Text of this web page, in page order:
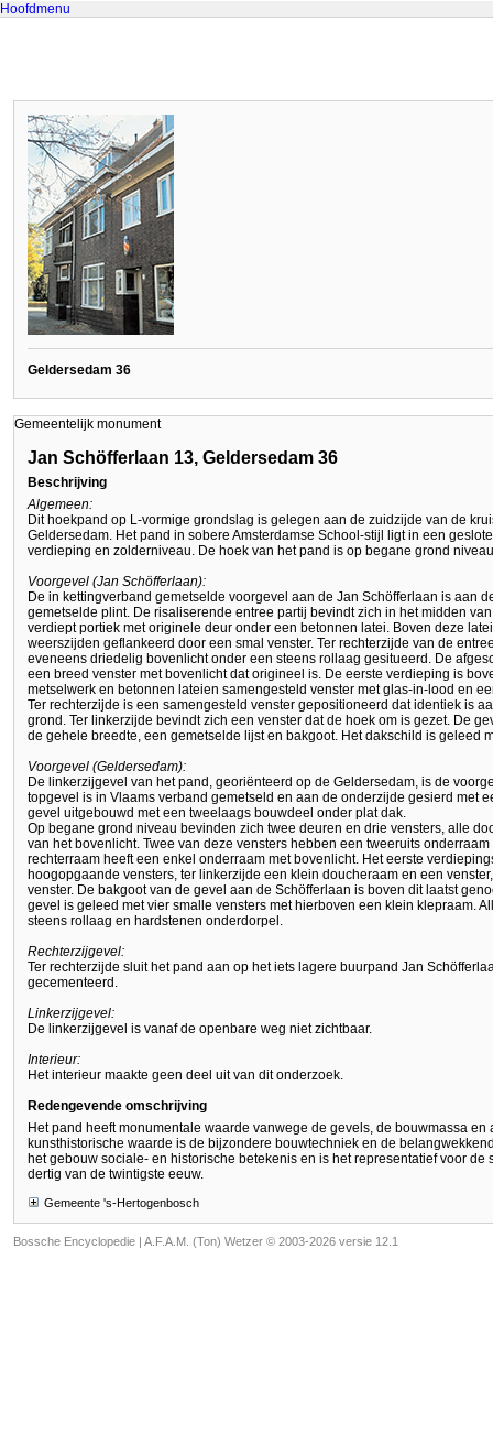
Hoofdmenu
Geldersedam 36
Gemeentelijk monument
Jan Schöfferlaan 13, Geldersedam 36
Beschrijving
Algemeen:
Dit hoekpand op L-vormige grondslag is gelegen aan de zuidzijde van de
Geldersedam. Het pand in sobere Amsterdamse School-stijl ligt in een
verdieping en zolderniveau. De hoek van het pand is op begane grond
Voorgevel (Jan Schöfferlaan):
De in kettingverband gemetselde voorgevel aan de Jan Schöfferlaan is aan
gemetselde plint. De risaliserende entree partij bevindt zich in het midden
verdiept portiek met originele deur onder een betonnen latei. Boven deze
weerszijden geflankeerd door een smal venster. Ter rechterzijde van de
eveneens driedelig bovenlicht onder een steens rollaag gesitueerd. De
een breed venster met bovenlicht dat origineel is. De eerste verdieping is
metselwerk en betonnen lateien samengesteld venster met glas-in-lood en
Ter rechterzijde is een samengesteld venster gepositioneerd dat identiek is
grond. Ter linkerzijde bevindt zich een venster dat de hoek om is gezet. De
de gehele breedte, een gemetselde lijst en bakgoot. Het dakschild is geleed
Voorgevel (Geldersedam):
De linkerzijgevel van het pand, georiënteerd op de Geldersedam, is de
topgevel is in Vlaams verband gemetseld en aan de onderzijde gesierd met
gevel uitgebouwd met een tweelaags bouwdeel onder plat dak.
Op begane grond niveau bevinden zich twee deuren en drie vensters, alle
van het bovenlicht. Twee van deze vensters hebben een tweeruits
rechterraam heeft een enkel onderraam met bovenlicht. Het eerste
hoogopgaande vensters, ter linkerzijde een klein doucheraam en een
venster. De bakgoot van de gevel aan de Schöfferlaan is boven dit laatst
gevel is geleed met vier smalle vensters met hierboven een klein klepraam.
steens rollaag en hardstenen onderdorpel.
Rechterzijgevel:
Ter rechterzijde sluit het pand aan op het iets lagere buurpand Jan
gecementeerd.
Linkerzijgevel:
De linkerzijgevel is vanaf de openbare weg niet zichtbaar.
Interieur:
Het interieur maakte geen deel uit van dit onderzoek.
Redengevende omschrijving
Het pand heeft monumentale waarde vanwege de gevels, de bouwmassa en
kunsthistorische waarde is de bijzondere bouwtechniek en de
het gebouw sociale- en historische betekenis en is het representatief voor
dertig van de twintigste eeuw.
Gemeente 's-Hertogenbosch
Bossche Encyclopedie | A.F.A.M. (Ton) Wetzer © 2003-2026 versie 12.1